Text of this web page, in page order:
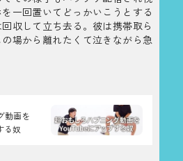
一回置いてどっかいこうとする
収して立ち去る。彼は携帯取ら
場から離れたくて泣きながら急
動画を
る奴